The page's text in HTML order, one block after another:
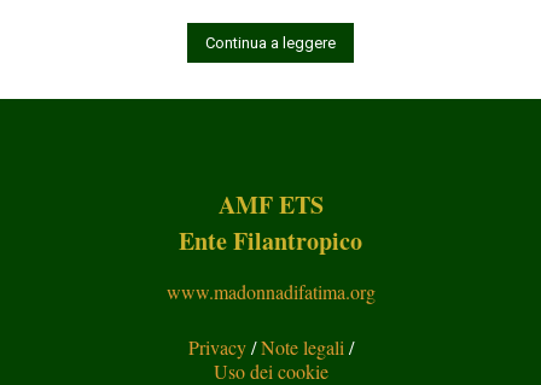
Continua a leggere
AMF ETS
Ente Filantropico
www.madonnadifatima.org
Privacy/Note legali /
Uso dei cookie